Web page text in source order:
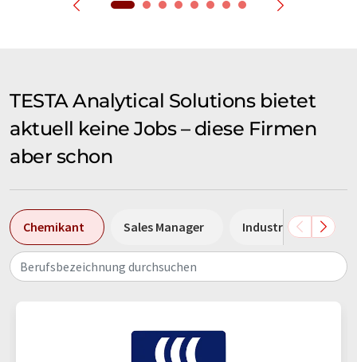
TESTA Analytical Solutions bietet
aktuell keine Jobs – diese Firmen
aber schon
Chemikant Sales Manager
Berufsbezeichnung durchsuchen